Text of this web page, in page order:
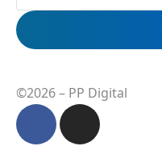
©2026 – PP Digital